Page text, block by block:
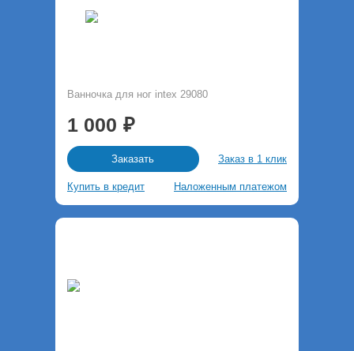
Ванночка для ног intex 29080
1 000
Заказать Заказ в 1 клик
Купить в кредит Наложенным платежом